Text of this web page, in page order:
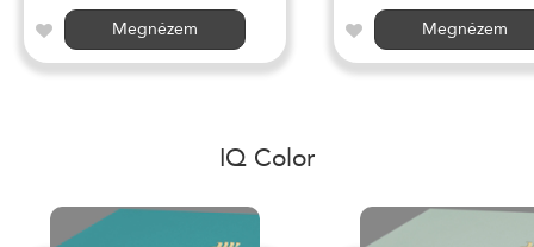
Megnézem
Megnézem
IQ Color